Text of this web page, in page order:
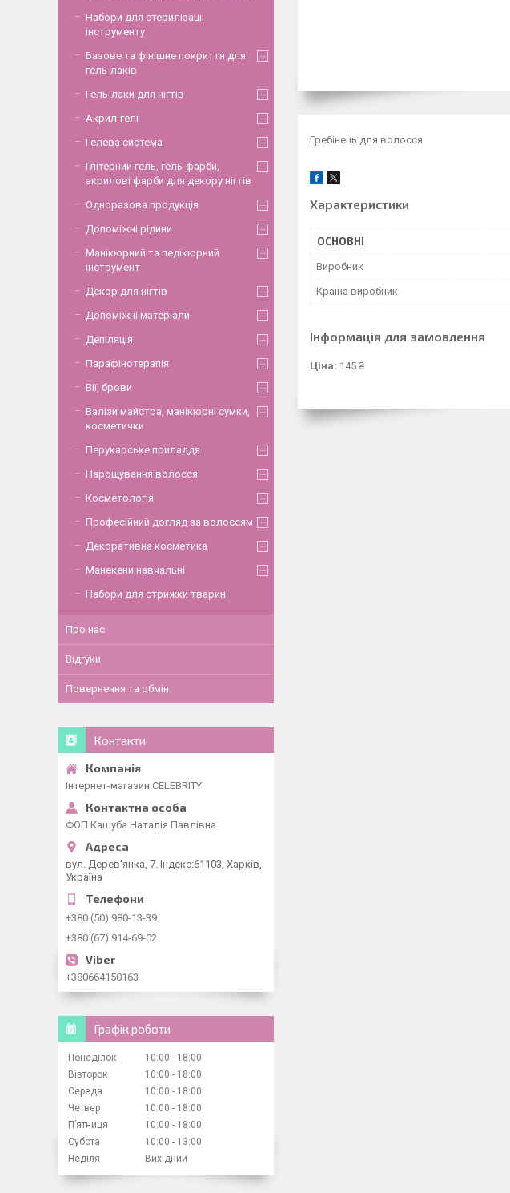
Гребінець для волосся
Характеристики
ОСНОВНІ
Виробник
Країна виробник
Інформація для замовлення
Ціна: 145 ₴
Набори для стерилізації
інструменту
Базове та фінішне покриття для
гель-лаків
Гель-лаки для нігтів
Акрил-гелі
Гелева система
Глітерний гель, гель-фарби,
акрилові фарби для декору нігтів
Одноразова продукція
Допоміжні рідини
Манікюрний та педікюрний
інструмент
Декор для нігтів
Допоміжні матеріали
Депіляція
Парафінотерапія
Вії, брови
Валізи майстра, манікюрні сумки,
косметички
Перукарське приладдя
Нарощування волосся
Косметологія
Професійний догляд за волоссям
Декоративна косметика
Манекени навчальні
Набори для стрижки тварин
Про нас
Відгуки
Повернення та обмін
Контакти
Інтернет-магазин CELEBRITY
ФОП Кашуба Наталія Павлівна
вул. Дерев'янка, 7. Індекс:61103, Харків,
Україна
+380 (50) 980-13-39
+380 (67) 914-69-02
+380664150163
Графік роботи
Понеділок 10:00
18:00
Вівторок
10:00
18:00
Середа
10:00
18:00
Четвер
10:00
18:00
Пʼятниця
10:00
18:00
Субота
10:00
13:00
Неділя
Вихідний